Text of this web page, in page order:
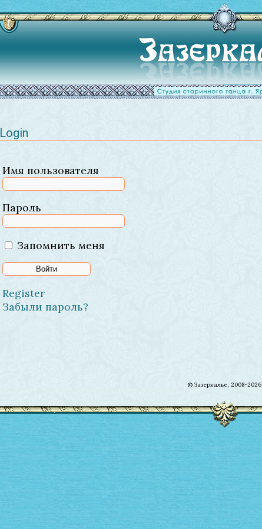
Login
Имя пользователя
Пароль
Запомнить меня
Register
Забыли пароль?
© Зазеркалье, 2008-2026